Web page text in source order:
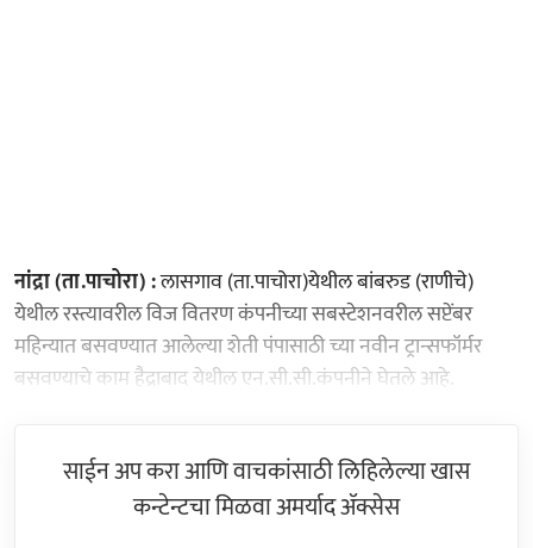
नांद्रा (ता.पाचोरा) :लासगाव (ता.पाचोरा)येथील बांबरुड (राणीचे)
येथील रस्त्यावरील विज वितरण कंपनीच्या सबस्टेशनवरील सप्टेंबर
महिन्यात बसवण्यात आलेल्या शेती पंपासाठी च्या नवीन ट्रान्सफॉर्मर
बसवण्याचे काम हैद्राबाद येथील एन.सी.सी.कंपनीने घेतले आहे.
साईन अप करा आणि वाचकांसाठी लिहिलेल्या खास
कन्टेन्टचा मिळवा अमर्याद ॲक्सेस